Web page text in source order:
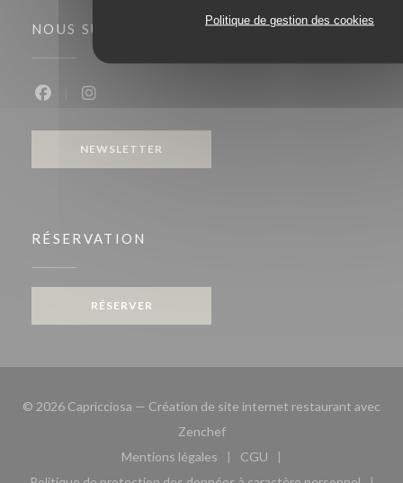
Politique de gestion des cookies
NOUS SUIVRE
NEWSLETTER
RÉSERVATION
RÉSERVER
© 2026 Capricciosa — Création de site internet restaurant avec
Zenchef((ouvre une nouvelle fenêtre))
Mentions légales
((ouvre une nouvelle fenêtre))
CGU
((ouvre une nouvelle